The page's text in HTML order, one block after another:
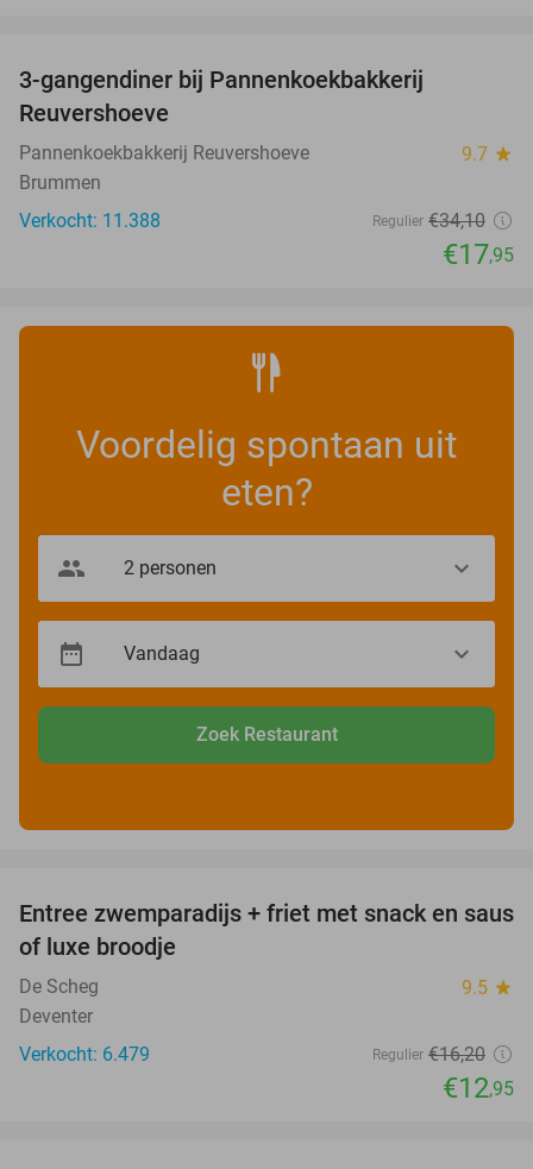
3-gangendiner bij Pannenkoekbakkerij
Reuvershoeve
Pannenkoekbakkerij Reuvershoeve 9.7 star
Brummen
Verkocht: 11.388
Regulier €34,10
€17,95
Voordelig spontaan uit
eten?
Zoek Restaurant
20%
Entree zwemparadijs + friet met snack en saus
of luxe broodje
De Scheg 9.5 star
Deventer
Verkocht: 6.479
Regulier €16,20
€12,95